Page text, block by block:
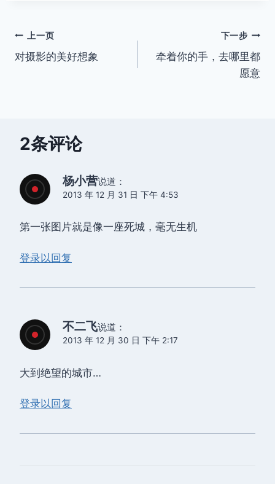
文
章
上一页
对摄影的美好想象
下一步
牵着你的手，去哪里都
愿意
2条评论
杨小营说道：
2013 年 12 月 31 日 下午 4:53
第一张图片就是像一座死城，毫无生机
登录以回复
不二飞说道：
2013 年 12 月 30 日 下午 2:17
大到绝望的城市…
登录以回复